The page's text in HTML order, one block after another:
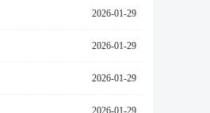
2026-01-29
2026-01-29
2026-01-29
2026-01-29